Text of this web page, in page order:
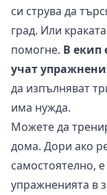
си струва да
град. Или
помогне. В екип
учат
да изпълняват
има нужда.
Можете да
дома. Дори ако
самостоятелно,
упражненията в